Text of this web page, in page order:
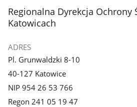
stopka
Regionalna Dyrekcja Ochrony
Katowicach
ADRES
Pl. Grunwaldzki 8-10
40-127 Katowice
NIP 954 26 53 766
Regon 241 05 19 47